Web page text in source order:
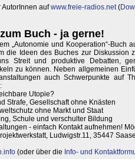
AutorInnen aufwww.freie-radios.net(
Buch - ja gerne!
„Autonomie und Kooperation“-Buch
die Ideen des Buches zur Diskussion
Streit und produktive Debatten,
zu können. Neben allgemeinen
auch Schwerpunkte auf
Utopie?
Strafe, Gesellschaft ohne Knästen
ohne Markt und Staat
Schule und verschulter Bildung
- einfach Kontakt aufnehmen!
Ludwigstr.11, 35447
(oder über die Info- und